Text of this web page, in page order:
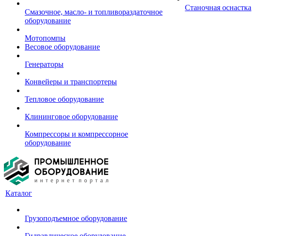
Смазочное, масло- и топливораздаточное
оборудование
Мотопомпы
Весовое оборудование
Генераторы
Конвейеры и транспортеры
Тепловое оборудование
Клининговое оборудование
Компрессоры и компрессорное
оборудование
Станочная оснастка
Каталог
Грузоподъемное оборудование